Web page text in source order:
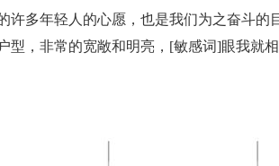
许多年轻人的心愿，也是我们为之奋斗
，非常的宽敞和明亮，[敏感词]眼我就